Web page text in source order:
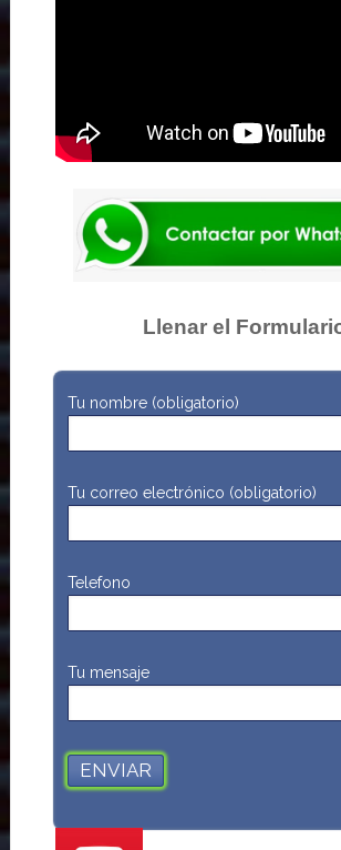
Llenar el
Tu nombre (obligatorio)
Tu correo electrónico (obligatorio)
Telefono
Tu mensaje